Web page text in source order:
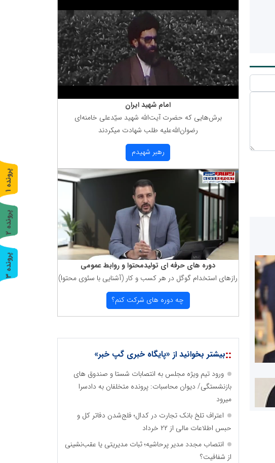
امام شهید ایران
برش‌هایی كه حضرت آیت‌الله شهید سیّدعلی خامنه‌ای
رضوان‌الله‌علیه طلب شهادت میكردند
رهبر شهیدم
دوره های حرفه ای تولیدمحتوا و روابط عمومی
رازهای استخدام گوگل در هر كسب و كار (آشنایی با سئوی محتوا)
چه دوره های شركت كنم؟
::بیشتر بخوانید از «پایگاه خبری گپ خبر»
ورود تیم ویژه مجلس به انتصابات شستا و صندوق های
بازنشستگی/ دیوان محاسبات: پرونده متخلفان به دادسرا
میرود
اعتراف تلخ بانک تجارت در کدال؛ فلج‌شدن دفاتر کل و
حبس اطلاعات مالی از ۲۲ خرداد
انتصاب مجدد مدیر پرحاشیه؛ ثبات مدیریتی یا عقب‌نشینی
از شفافیت؟
پ
ر
و
ن
د
ه
1
پ
ر
و
ن
د
ه
2
پ
ر
و
ن
د
ه
3